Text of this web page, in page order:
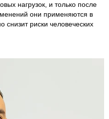
нагрузок, и только после
они применяются в
снизит риски человеческих